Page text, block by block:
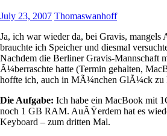
July 23, 2007 Thomaswanhoff
Ja, ich war wieder da, bei Gravis, mangels
brauchte ich Speicher und diesmal
Nachdem die Berliner Gravis-Mannschaft
Ã¼berraschte hatte (Termin gehalten,
hoffte ich, auch in MÃ¼nchen GlÃ¼ck zu
Die Aufgabe: Ich habe ein MacBook mit
noch 1 GB RAM. AuÃŸerdem hat es
Keyboard – zum dritten Mal.